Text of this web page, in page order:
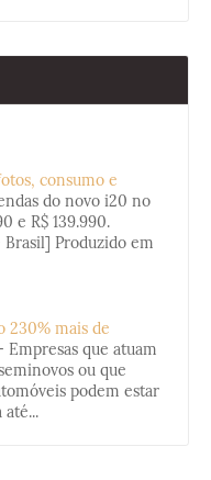
consumo e
do novo i20 no
e R$ 139.990.
Produzido em
230% mais de
Empresas que atuam
ou que
podem estar